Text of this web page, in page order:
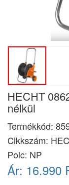
HECHT
nélkül
Termékkód:
Cikkszám:
Polc: NP
Ár: 16.990